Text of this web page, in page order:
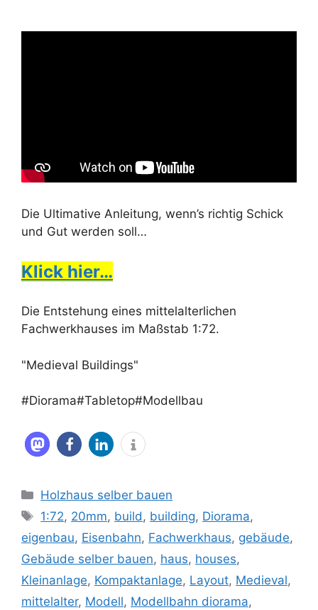
Die Ultimative Anleitung, wenn’s richtig Schick
und Gut werden soll…
Klick hier…
Die Entstehung eines mittelalterlichen
Fachwerkhauses im Maßstab 1:72.
"Medieval Buildings"
#Diorama#Tabletop#Modellbau
Kategorien
Holzhaus selber bauen
Schlagwörter
1:72, 20mm, build , building, Diorama,
eigenbau, Eisenbahn, Fachwerkhaus, gebäude,
Gebäude selber bauen, haus, houses,
Kleinanlage, Kompaktanlage, Layout, Medieval,
mittelalter, Modell, Modellbahn diorama,